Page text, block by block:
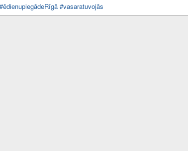
#ēdienupiegādeRīgā #vasaratuvojās